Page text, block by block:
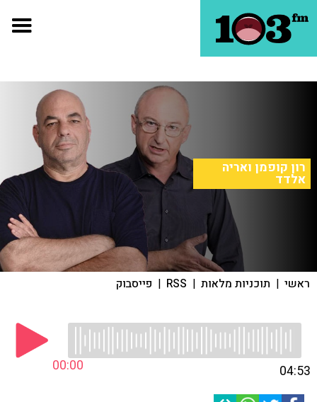
רון קופמן ואריה
אלדד
ראשי | תוכניות מלאות |
RSS
| פייסבוק
00:00 04:53